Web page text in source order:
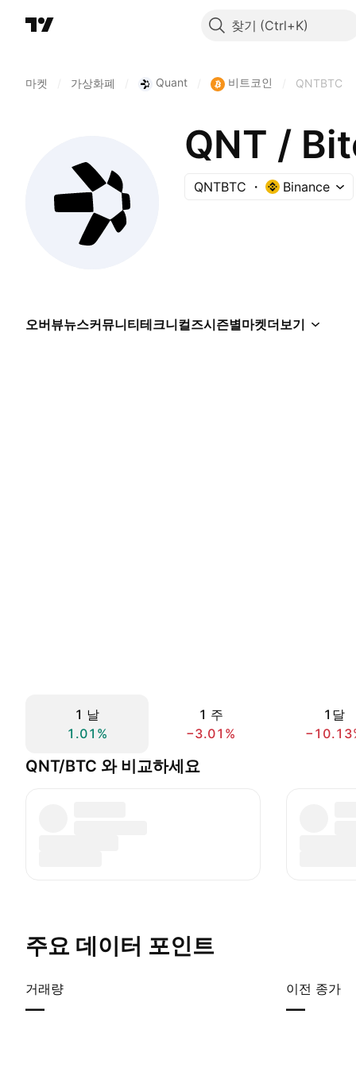
찾기
마켓 가상화폐 Quant 비트코인 QNTBTC
QNT /
QNTBTC Binance
오버뷰뉴스커뮤니티테크니컬즈시즌별마켓더보기
1 날
1.01%
1 주
−3.01%
1달
QNT/BTC 와 비교하세요
주요 데이터 포인트
거래량
—
이전 종가
—